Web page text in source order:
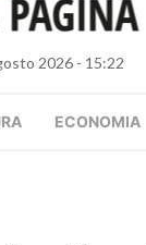
2026 - 15:22
ECONOMIA